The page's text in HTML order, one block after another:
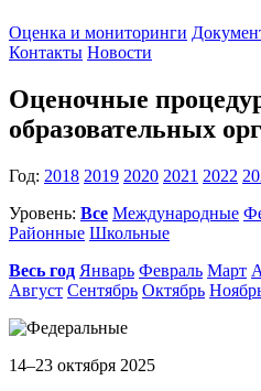
Оценка и мониторинги
Контакты Новости
Оценочные
образовательных
Год: 2018 2019 2020 2021 2022
Уровень: Все Международные
Районные Школьные
Весь год Январь Февраль Март
Август Сентябрь Октябрь
14–23 октября 2025